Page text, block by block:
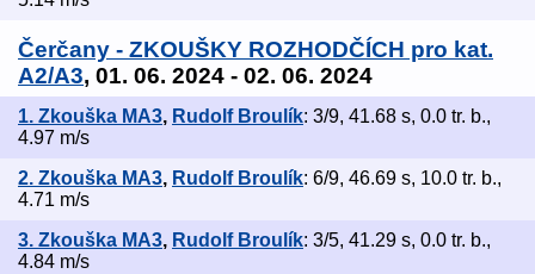
Čerčany - ZKOUŠKY ROZHODČÍCH pro kat.
A2/A3, 01. 06. 2024 - 02. 06. 2024
1. Zkouška MA3, Rudolf Broulík: 3/9, 41.68 s, 0.0 tr. b.,
4.97 m/s
2. Zkouška MA3, Rudolf Broulík: 6/9, 46.69 s, 10.0 tr. b.,
4.71 m/s
3. Zkouška MA3, Rudolf Broulík: 3/5, 41.29 s, 0.0 tr. b.,
4.84 m/s